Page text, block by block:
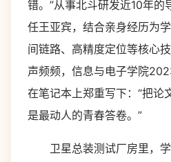
错。”从事北斗研发近10年的
任王亚宾，结合亲身经历为
间链路、高精度定位等核心
声频频，信息与电子学院
在笔记本上郑重写下：“把论
是最动人的青春答卷。”
卫星总装测试厂房里，学